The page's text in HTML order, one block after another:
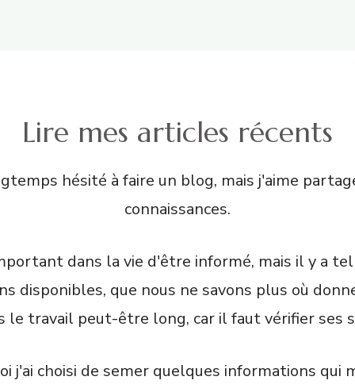
Lire mes articles récents
hésité à faire un blog, mais j'aime
connaissances.
dans la vie d'être informé, mais il y a
disponibles, que nous ne savons plus où
le travail peut-être long, car il faut vérifier ses
j'ai choisi de semer quelques informations qui